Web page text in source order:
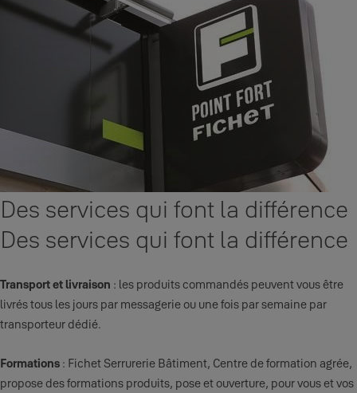
Des services qui font la différence
Des services qui font la différence
Transport et livraison : les produits commandés peuvent vous être
livrés tous les jours par messagerie ou une fois par semaine par
transporteur dédié.
Formations : Fichet Serrurerie Bâtiment, Centre de formation agrée,
propose des formations produits, pose et ouverture, pour vous et vos